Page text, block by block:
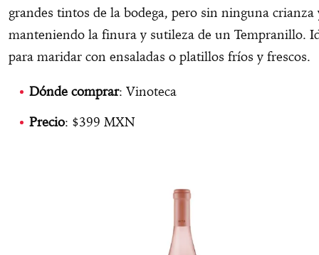
grandes tintos de la bodega, pero sin ninguna crianza
manteniendo la finura y sutileza de un Tempranillo.
para maridar con ensaladas o platillos fríos y frescos.
Dónde comprar: Vinoteca
Precio: $399 MXN